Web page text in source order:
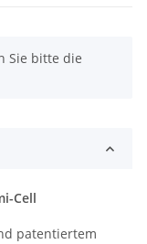
Sie bitte die
Cell
patentiertem